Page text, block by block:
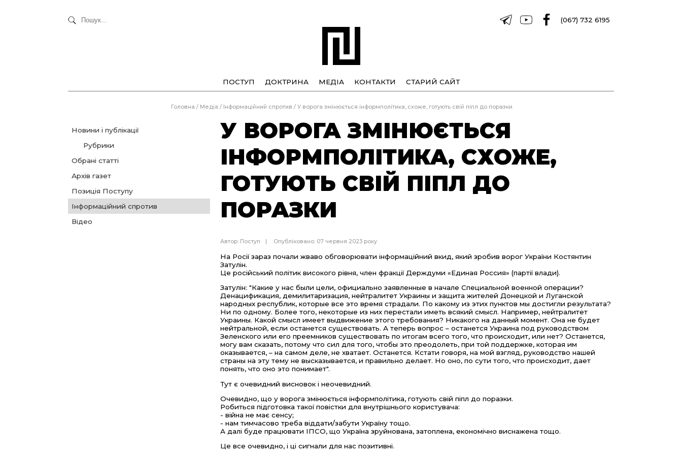
(067) 732 6195
ПОСТУП ДОКТРИНА МЕДІА КОНТАКТИ СТАРИЙ САЙТ
Головна / Медіа / Інформаційний спротив / У ворога змінюється інформполітика, схоже, готують свій піпл до поразки
Новини і публікації
Рубрики
Обрані статті
Архів газет
Позиція Поступу
Інформаційний спротив
Відео
У ВОРОГА ЗМІНЮЄТЬСЯ
ІНФОРМПОЛІТИКА, СХОЖЕ,
ГОТУЮТЬ СВІЙ ПІПЛ ДО
ПОРАЗКИ
Автор: Поступ Опубліковано: 07 червня 2023 року
На Росії зараз почали жваво обговорювати інформаційний вкид, який зробив ворог України Костянтин
Затулін.
Це російський політик високого рівня, член фракції Держдуми «Единая Россия» (партії влади).
Затулін: "Какие у нас были цели, официально заявленные в начале Специальной военной операции?
Денацификация, демилитаризация, нейтралитет Украины и защита жителей Донецкой и Луганской
народных республик, которые все это время страдали. По какому из этих пунктов мы достигли результата?
Ни по одному. Более того, некоторые из них перестали иметь всякий смысл. Например, нейтралитет
Украины. Какой смысл имеет выдвижение этого требования? Никакого на данный момент. Она не будет
нейтральной, если останется существовать. А теперь вопрос – останется Украина под руководством
Зеленского или его преемников существовать по итогам всего того, что происходит, или нет? Останется,
могу вам сказать, потому что сил для того, чтобы это преодолеть, при той поддержке, которая им
оказывается, – на самом деле, не хватает. Останется. Кстати говоря, на мой взгляд, руководство нашей
страны на эту тему не высказывается, и правильно делает. Но оно, по сути того, что происходит, дает
понять, что оно это понимает".
Тут є очевидний висновок і неочевидний.
Очевидно, що у ворога змінюється інформполітика, готують свій піпл до поразки.
Робиться підготовка такої повістки для внутрішнього користувача:
- війна не має сенсу;
- нам тимчасово треба віддати/забути Україну тощо.
А далі буде працювати ІПСО, що Україна зруйнована, затоплена, економічно виснажена тощо.
Це все очевидно, і ці сигнали для нас позитивні.